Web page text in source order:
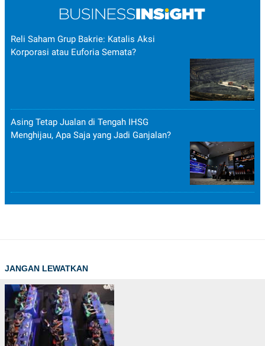
Reli Saham Grup Bakrie: Katalis Aksi
Korporasi atau Euforia Semata?
Asing Tetap Jualan di Tengah IHSG
Menghijau, Apa Saja yang Jadi Ganjalan?
JANGAN LEWATKAN